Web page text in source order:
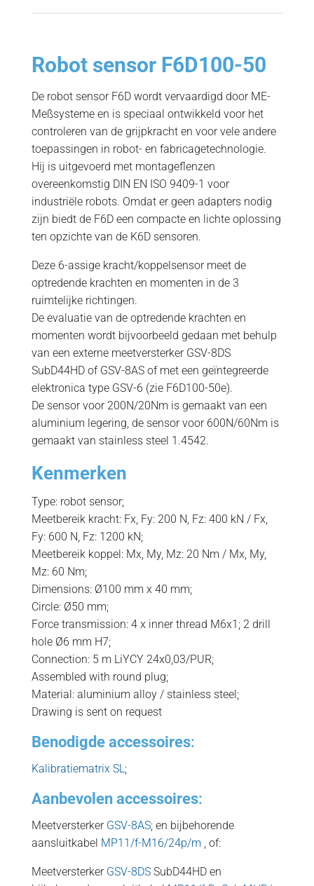
Robot sensor F6D100-50
De robot sensor F6D wordt vervaardigd door ME-
Meßsysteme en is speciaal ontwikkeld voor het
controleren van de grijpkracht en voor vele andere
toepassingen in robot- en fabricagetechnologie.
Hij is uitgevoerd met montageflenzen
overeenkomstig DIN EN ISO 9409-1 voor
industriële robots. Omdat er geen adapters nodig
zijn biedt de F6D een compacte en lichte oplossing
ten opzichte van de K6D sensoren.
Deze 6-assige kracht/koppelsensor meet de
optredende krachten en momenten in de 3
ruimtelijke richtingen.
De evaluatie van de optredende krachten en
momenten wordt bijvoorbeeld gedaan met behulp
van een externe meetversterker GSV-8DS
SubD44HD of GSV-8AS of met een geïntegreerde
elektronica type GSV-6 (zie F6D100-50e).
De sensor voor 200N/20Nm is gemaakt van een
aluminium legering, de sensor voor 600N/60Nm is
gemaakt van stainless steel 1.4542.
Kenmerken
Type: robot sensor;
Meetbereik kracht: Fx, Fy: 200 N, Fz: 400 kN / Fx,
Fy: 600 N, Fz: 1200 kN;
Meetbereik koppel: Mx, My, Mz: 20 Nm / Mx, My,
Mz: 60 Nm;
Dimensions: Ø100 mm x 40 mm;
Circle: Ø50 mm;
Force transmission: 4 x inner thread M6x1; 2 drill
hole Ø6 mm H7;
Connection: 5 m LiYCY 24x0,03/PUR;
Assembled with round plug;
Material: aluminium alloy / stainless steel;
Drawing is sent on request
Benodigde accessoires:
Kalibratiematrix SL;
Aanbevolen accessoires:
Meetversterker GSV-8AS; en bijbehorende
aansluitkabel MP11/f-M16/24p/m , of:
Meetversterker GSV-8DSSubD44HD en